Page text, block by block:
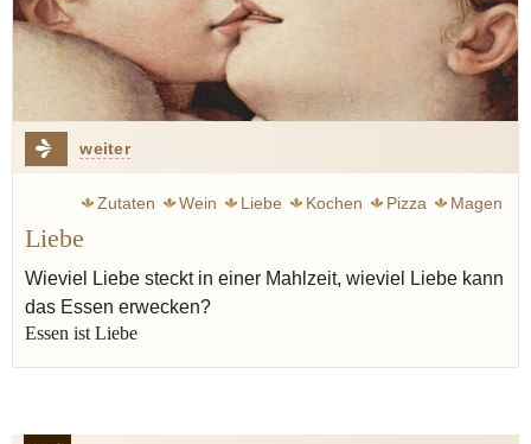
weiter
Zutaten Wein Liebe Kochen Pizza
Magen
Liebe
Wieviel Liebe steckt in einer Mahlzeit, wieviel Liebe kann
das Essen erwecken?
Essen ist Liebe